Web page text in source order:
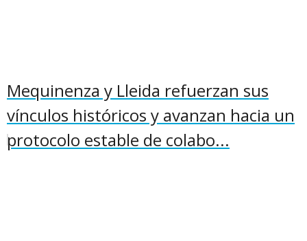
Mequinenza y Lleida refuerzan sus
vínculos históricos y avanzan hacia un
protocolo estable de colabo...